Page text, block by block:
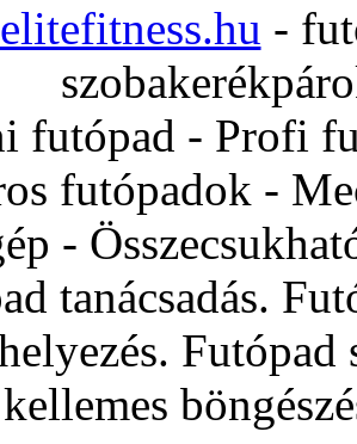
-
futópad - Profi
futópadok -
-
tanácsadás.
kellemes